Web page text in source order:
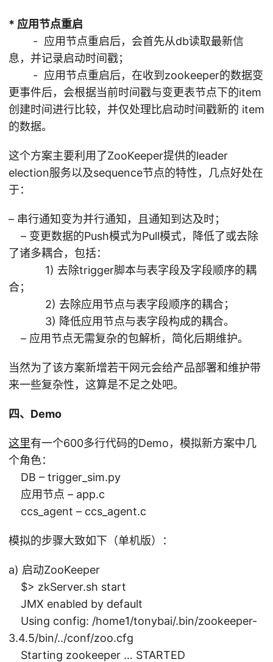
* 应用节点重启
- 应用节点重启后，会首先从db读取最新信
息，并记录启动时间戳；
- 应用节点重启后，在收到zookeeper的数据变
更事件后，会根据当前时间戳与变更表节点下的item
创建时间进行比较，并仅处理比启动时间戳新的 item
的数据。
这个方案主要利用了ZooKeeper提供的leader
election服务以及sequence节点的特性，几点好处在
于：
– 串行通知变为并行通知，且通知到达及时；
– 变更数据的Push模式为Pull模式，降低了或去除
了诸多耦合，包括：
1) 去除trigger脚本与表字段及字段顺序的耦
合；
2) 去除应用节点与表字段顺序的耦合；
3) 降低应用节点与表字段构成的耦合。
– 应用节点无需复杂的包解析，简化后期维护。
当然为了该方案新增若干网元会给产品部署和维护带
来一些复杂性，这算是不足之处吧。
四、Demo
这里有一个600多行代码的Demo，模拟新方案中几
个角色：
DB – trigger_sim.py
应用节点 – app.c
ccs_agent – ccs_agent.c
模拟的步骤大致如下（单机版）：
a) 启动ZooKeeper
$> zkServer.sh start
JMX enabled by default
Using config: /home1/tonybai/.bin/zookeeper-
3.4.5/bin/../conf/zoo.cfg
Starting zookeeper … STARTED